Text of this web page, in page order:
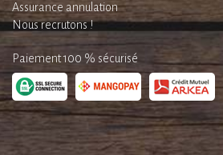
Assurance annulation
Nous recrutons !
Paiement 100 % sécurisé